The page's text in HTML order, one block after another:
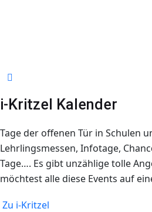
i-Kritzel Kalender
Tage der offenen Tür in Schulen
Lehrlingsmessen, Infotage,
Tage…. Es gibt unzählige tolle
möchtest alle diese Events auf
Zu i-Kritzel